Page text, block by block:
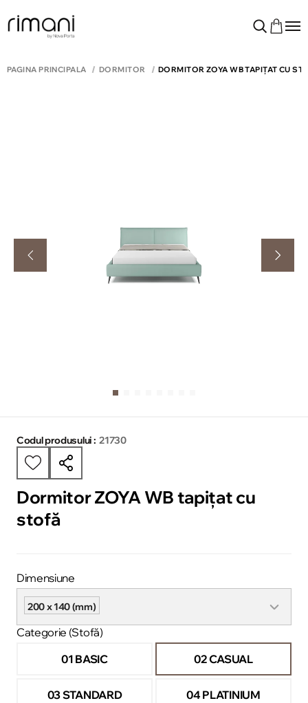
PAGINA PRINCIPALĂ DORMITOR DORMITOR ZOYA WB TAPIȚAT CU
Codul produsului : 21730
Dormitor ZOYA WB tapițat cu
stofă
Dimensiune
200 x 140 (mm)
Categorie (Stofă)
01 BASIC
02 CASUAL
03 STANDARD 04 PLATINIUM